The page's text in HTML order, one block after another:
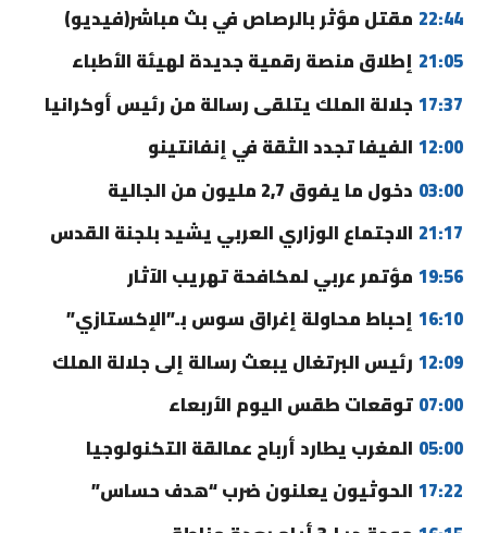
22:44 مقتل مؤثر بالرصاص في بث مباشر(فيديو)
21:05 إطلاق منصة رقمية جديدة لهيئة الأطباء
17:37 جلالة الملك يتلقى رسالة من رئيس أوكرانيا
12:00 الفيفا تجدد الثقة في إنفانتينو
03:00 دخول ما يفوق 2,7 مليون من الجالية
21:17 الاجتماع الوزاري العربي يشيد بلجنة القدس
19:56 مؤتمر عربي لمكافحة تهريب الآثار
16:10 إحباط محاولة إغراق سوس بـ”الإكستازي”
12:09 رئيس البرتغال يبعث رسالة إلى جلالة الملك
07:00 توقعات طقس اليوم الأربعاء
05:00 المغرب يطارد أرباح عمالقة التكنولوجيا
17:22 الحوثيون يعلنون ضرب “هدف حساس”